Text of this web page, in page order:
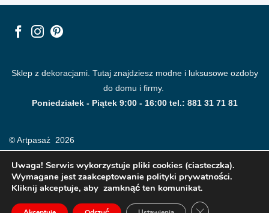
Sklep z dekoracjami. Tutaj znajdziesz modne i luksusowe ozdoby
do domu i firmy.
Poniedziałek - Piątek 9:00 - 16:00 tel.: 881 31 71 81
© Artpasaż 2026
Uwaga! Serwis wykorzystuje pliki cookies (ciasteczka).
Wymagane jest zaakceptowanie polityki prywatności.
Kliknij akceptuje, aby zamknąć ten komunikat.
ZAMKNIJ